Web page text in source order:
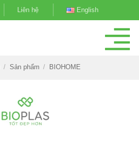
Liên hệ English
/ Sản phẩm / BIOHOME